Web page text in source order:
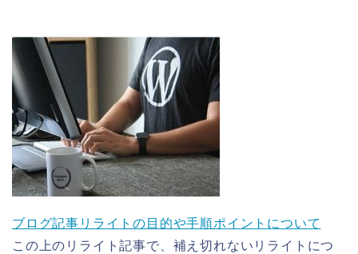
ブログ記事リライトの目的や手順ポイントについて
この上のリライト記事で、補え切れないリライトにつ